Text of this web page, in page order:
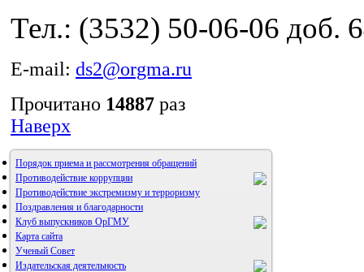
Тел.: (3532) 50-06-06 доб.
E-mail: ds2@orgma.ru
Прочитано 14887 раз
Наверх
Порядок приема и рассмотрения обращений
Противодействие коррупции
Противодействие экстремизму и терроризму
Поздравления и благодарности
Клуб выпускников ОрГМУ
Карта сайта
Ученый Совет
Издательская деятельность